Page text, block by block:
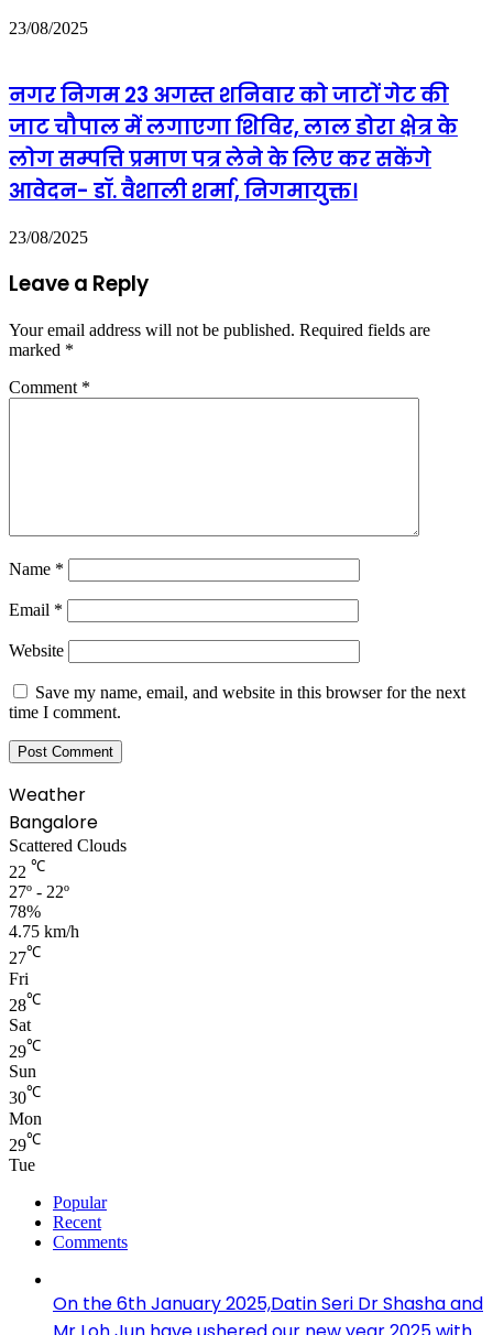
23/08/2025
नगर निगम 23 अगस्त शनिवार को जाटों गेट की
जाट चौपाल में लगाएगा शिविर, लाल डोरा क्षेत्र के
लोग सम्पत्ति प्रमाण पत्र लेने के लिए कर सकेंगे
आवेदन- डॉ. वैशाली शर्मा, निगमायुक्त।
23/08/2025
Leave a Reply
Your email address will not be published. Required fields are
marked *
Comment *
Name *
Email *
Website
Save my name, email, and website in this browser for the next
time I comment.
Weather
Bangalore
Scattered Clouds
22 ℃
27º - 22º
78%
4.75 km/h
27℃
Fri
28℃
Sat
29℃
Sun
30℃
Mon
29℃
Tue
Popular
Recent
Comments
On the 6th January 2025,Datin Seri Dr Shasha and